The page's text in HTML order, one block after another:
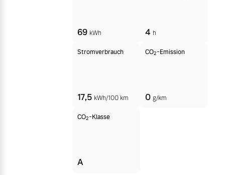
69 kWh 4 h
Stromverbrauch
17,5 kWh/100 km
CO2-Emission
0 g/km
CO2-Klasse
A